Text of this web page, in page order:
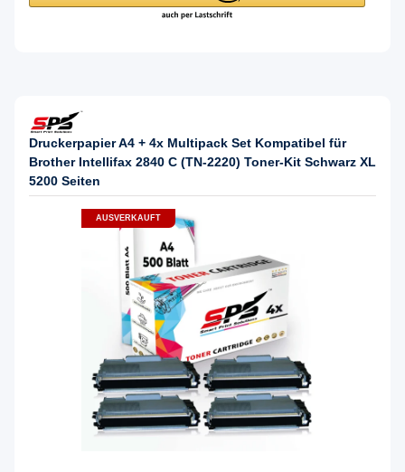
Druckerpapier A4 + 4x Multipack Set Kompatibel für
Brother Intellifax 2840 C (TN-2220) Toner-Kit Schwarz XL
5200 Seiten
AUSVERKAUFT